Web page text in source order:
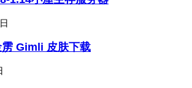
Gimli 皮肤下载